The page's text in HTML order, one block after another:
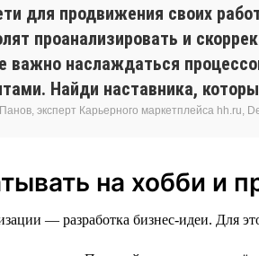
для продвижения своих
проанализировать и
важно наслаждаться
Найди наставника,
эксперт Карьерного маркетплейса hh.ru,
на хобби и
— разработка бизнес-идеи. Для